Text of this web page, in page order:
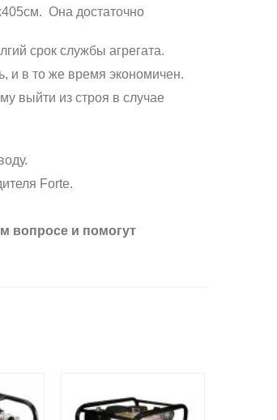
Она достаточно
срок службы агрегата.
и в то же время экономичен.
выйти из строя в случае
Forte.
вопросе и помогут